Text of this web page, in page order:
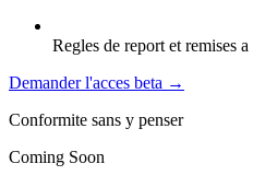
Regles de report et remises
Demander l'acces beta →
Conformite sans y penser
Coming Soon